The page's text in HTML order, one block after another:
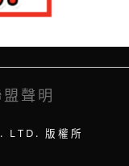
盟聲明
版權所